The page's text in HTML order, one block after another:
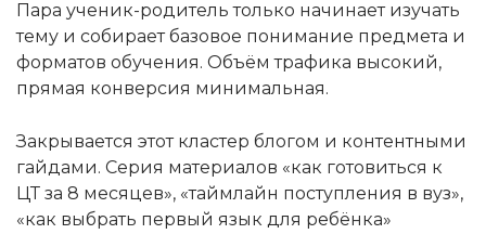
Пара ученик-родитель только начинает изучать
тему и собирает базовое понимание предмета и
форматов обучения. Объём трафика высокий,
прямая конверсия минимальная.
Закрывается этот кластер блогом и контентными
гайдами. Серия материалов «как готовиться к
ЦТ за 8 месяцев», «таймлайн поступления в вуз»,
«как выбрать первый язык для ребёнка»